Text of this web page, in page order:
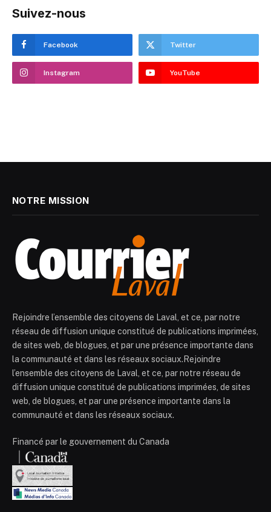
Suivez-nous
Facebook Twitter
Instagram YouTube
NOTRE MISSION
Rejoindre l’ensemble des citoyens de Laval, et ce, par notre
réseau de diffusion unique constitué de publications imprimées,
de sites web, de blogues, et par une présence importante dans
la communauté et dans les réseaux sociaux.Rejoindre
l’ensemble des citoyens de Laval, et ce, par notre réseau de
diffusion unique constitué de publications imprimées, de sites
web, de blogues, et par une présence importante dans la
communauté et dans les réseaux sociaux.
Financé par le gouvernement du Canada